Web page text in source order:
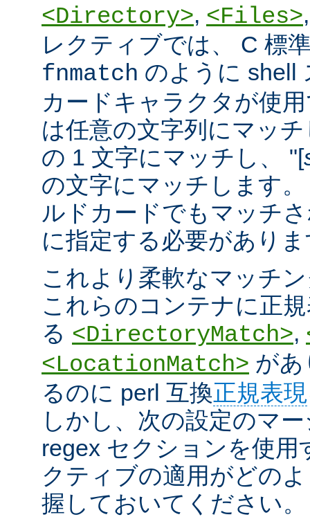
<Directory>, <Files>
レクティブでは、 C 標
fnmatch のように shell
カードキャラクタが使
は任意の文字列にマッ
の 1 文字にマッチし、 "[
の文字にマッチします
ルドカードでもマッチ
に指定する必要があり
これより柔軟なマッチ
これらのコンテナに正
る <DirectoryMatch>,
<LocationMatch> があ
るのに perl 互換正規表現
しかし、次の設定のマ
regex セクションを使
クティブの適用がどの
握しておいてください。